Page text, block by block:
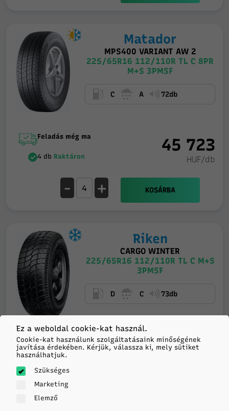
Matador
MPS400 VARIANT AW 2
225/65R16 112/110R TL C 8PR
M+S 3PMSF
C A 72db
Feladás még ma
4 dbRaktáron
45 723
HUF/db
- + KOSÁRBA
Riken
CARGO WINTER
225/65R16 112/110R TL C M+S
3PMSF
D C 73db
Feladás 5
munkanapon belül
20+ darab
46 343
Ez a weboldal cookie-kat használ.
Cookie-kat használunk szolgáltatásaink minőségének
javítása érdekében. Kérjük, válassza ki, mely sütiket
használhatjuk.
Szükséges
Marketing
Elemző